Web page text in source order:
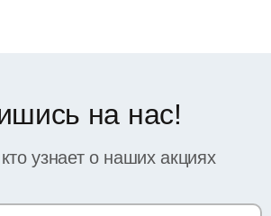
на нас!
узнает о наших акциях